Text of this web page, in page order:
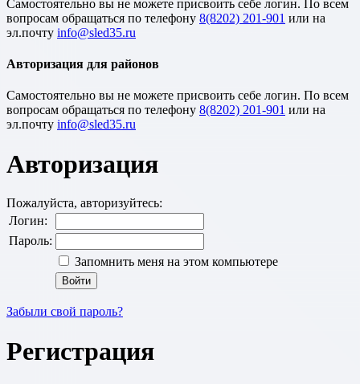
Cамостоятельно вы не можете присвоить себе логин. По всем
вопросам обращаться по телефону 8(8202) 201-901 или на
эл.почту
Авторизация для районов
Cамостоятельно вы не можете присвоить себе логин. По всем
вопросам обращаться по телефону 8(8202) 201-901 или на
эл.почту
Авторизация
Пожалуйста, авторизуйтесь:
Логин:
Пароль:
Запомнить меня на этом компьютере
Забыли свой пароль?
Регистрация